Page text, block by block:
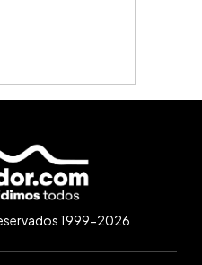
1999-2026